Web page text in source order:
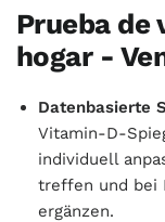
Prueba de
hogar -
Datenbasierte
Vitamin-D-
individuell
treffen und bei
ergänzen.